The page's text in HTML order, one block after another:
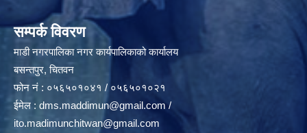
सम्पर्क विवरण
माडी नगरपालिका नगर कार्यपालिकाको कार्यालय
बसन्तपुर, चितवन
फोन नं : ०५६५०१०४१ / ०५६५०१०२१
ईमेल : dms.maddimun@gmail.com/
ito.madimunchitwan@gmail.com